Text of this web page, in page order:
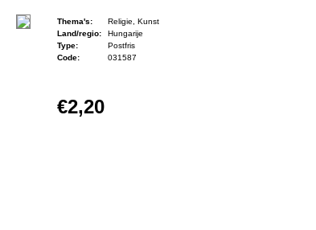
Thema's:
Religie, Kunst
Land/regio:
Hungarije
Type:
Postfris
Code:
031587
€2,20